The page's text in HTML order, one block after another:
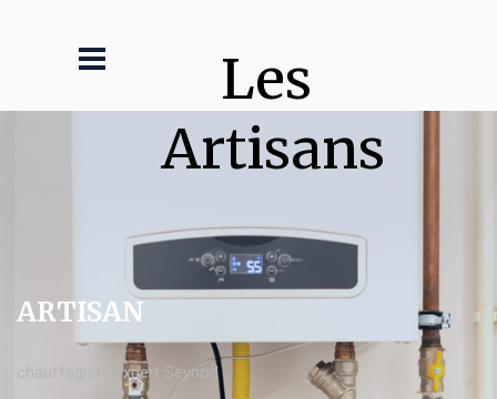
Les
Artisans
ARTISAN
chauffagiste expert Seynod